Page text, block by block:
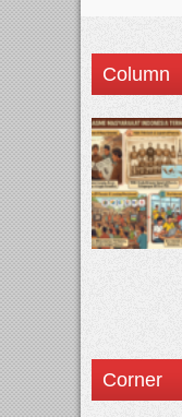
Column
Corner